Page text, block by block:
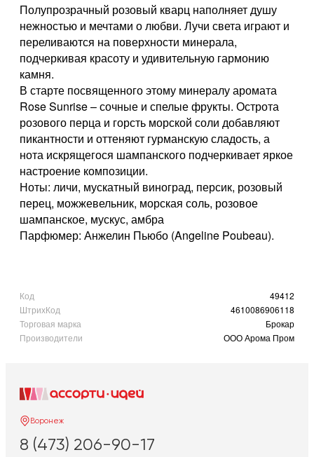
Полупрозрачный розовый кварц наполняет душу
нежностью и мечтами о любви. Лучи света играют и
переливаются на поверхности минерала,
подчеркивая красоту и удивительную гармонию
камня.
В старте посвященного этому минералу аромата
Rose Sunrise – сочные и спелые фрукты. Острота
розового перца и горсть морской соли добавляют
пикантности и оттеняют гурманскую сладость, а
нота искрящегося шампанского подчеркивает яркое
настроение композиции.
Ноты: личи, мускатный виноград, персик, розовый
перец, можжевельник, морская соль, розовое
шампанское, мускус, амбра
Парфюмер: Анжелин Пьюбо (Angeline Poubeau).
Код
49412
ШтрихКод
4610086906118
Торговая марка
Брокар
Производители
ООО Арома Пром
Воронеж
8 (473) 206-90-17